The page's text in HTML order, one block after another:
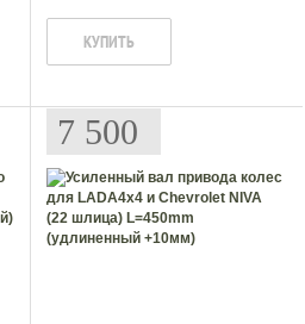
КУПИТЬ
7 500